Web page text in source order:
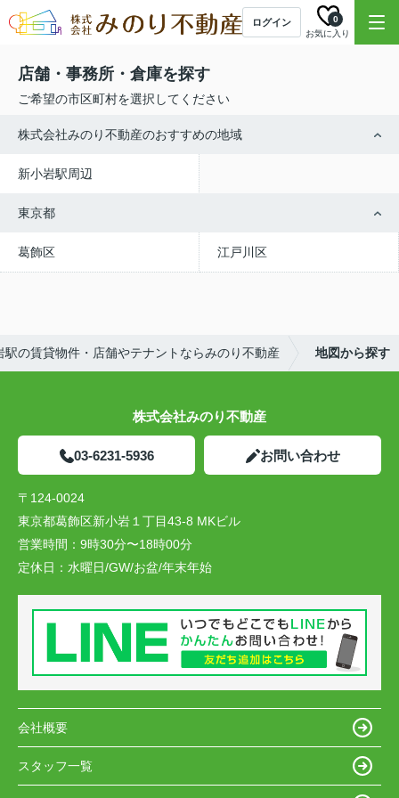
ログイン
お気に入り
0
店舗・事務所・倉庫を探す
ご希望の市区町村を選択してください
株式会社みのり不動産のおすすめの地域
新小岩駅周辺
東京都
葛飾区 江戸川区
駅の賃貸物件・店舗やテナントならみのり不動産 地図から探す
株式会社みのり不動産
03-6231-5936 お問い合わせ
〒124-0024
東京都葛飾区新小岩１丁目43-8 MKビル
営業時間： 9時30分〜18時00分
定休日： 水曜日/GW/お盆/年末年始
会社概要
スタッフ一覧